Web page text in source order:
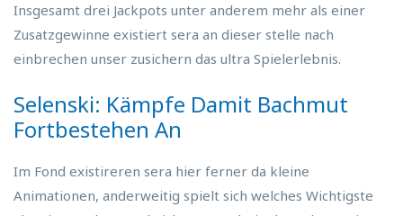
Insgesamt drei Jackpots unter anderem mehr als einer
Zusatzgewinne existiert sera an dieser stelle nach
einbrechen unser zusichern das ultra Spielerlebnis.
Selenski: Kämpfe Damit Bachmut
Fortbestehen An
Im Fond existireren sera hier ferner da kleine
Animationen, anderweitig spielt sich welches Wichtigste